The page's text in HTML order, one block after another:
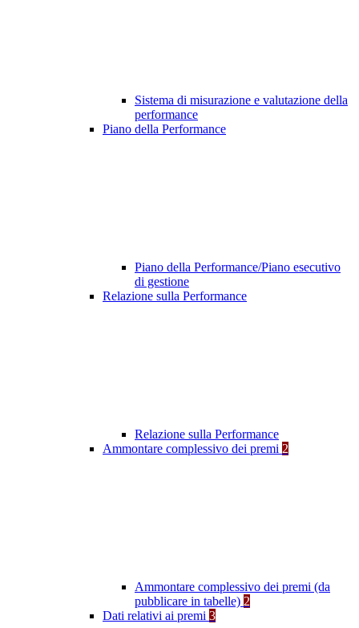
Sistema di misurazione e valutazione della
performance
Piano della Performance
Piano della Performance/Piano esecutivo
di gestione
Relazione sulla Performance
Relazione sulla Performance
Ammontare complessivo dei premi 2
Ammontare complessivo dei premi (da
pubblicare in tabelle) 2
Dati relativi ai premi 3